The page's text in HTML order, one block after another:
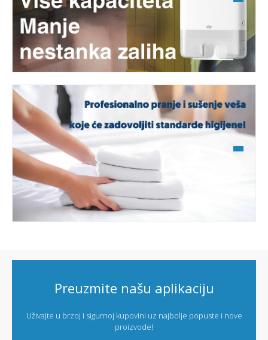
Preuzmite našu aplikaciju
Uživajte u brzoj i sigurnoj kupovini uz najbolje popuste i nove
proizvode!